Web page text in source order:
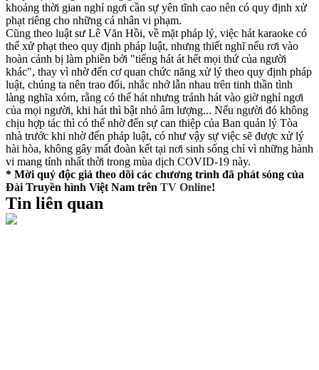
khoảng thời gian nghỉ ngơi cần sự yên tĩnh cao nên có quy định xử
phạt riêng cho những cá nhân vi phạm.
Cũng theo luật sư Lê Văn Hồi, về mặt pháp lý, việc hát karaoke có
thể xử phạt theo quy định pháp luật, nhưng thiết nghĩ nếu rơi vào
hoàn cảnh bị làm phiền bởi "tiếng hát át hết mọi thứ của người
khác", thay vì nhờ đến cơ quan chức năng xử lý theo quy định pháp
luật, chúng ta nên trao đổi, nhắc nhở lẫn nhau trên tinh thần tình
làng nghĩa xóm, rằng có thể hát nhưng tránh hát vào giờ nghỉ ngơi
của mọi người, khi hát thì bật nhỏ âm lượng... Nếu người đó không
chịu hợp tác thì có thể nhờ đến sự can thiệp của Ban quản lý Tòa
nhà trước khi nhờ đến pháp luật, có như vậy sự việc sẽ được xử lý
hài hòa, không gây mất đoàn kết tại nơi sinh sống chỉ vì những hành
vi mang tính nhất thời trong mùa dịch COVID-19 này.
* Mời quý độc giả theo dõi các chương trình đã phát sóng của
Đài Truyền hình Việt Nam trên TV Online!
Tin liên quan